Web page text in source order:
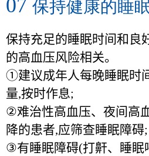
07 保持健康的睡
保持充足的睡眠时间和良
的高血压风险相关。
①建议成年人每晚睡眠时
量,按时作息;
②难治性高血压、夜间高
降的患者,应筛查睡眠障碍;
③有睡眠障碍(打鼾、睡眠